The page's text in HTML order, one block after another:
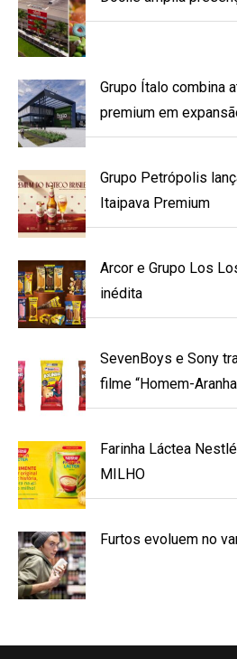
Grupo Ítalo combina
premium em
Grupo Petrópolis
Itaipava Premium
Arcor e Grupo Los
inédita
SevenBoys e Sony
filme “Homem-
Farinha Láctea
MILHO
Furtos evoluem no